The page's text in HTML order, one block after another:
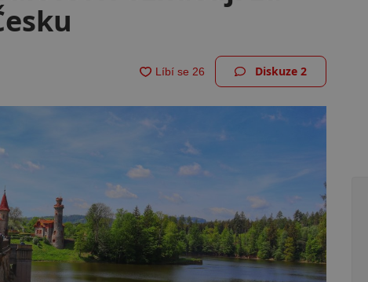
Diskuze 2